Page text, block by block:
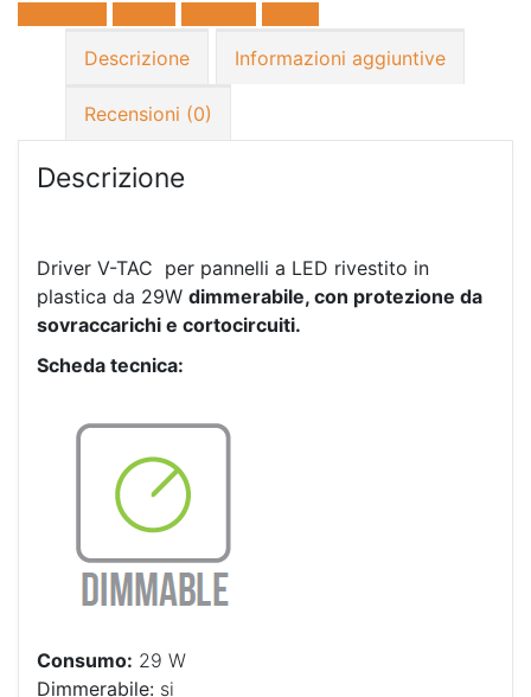
Descrizione
Informazioni aggiuntive
Recensioni (0)
Descrizione
Driver V-TAC per pannelli a LED rivestito in
plastica da 29W dimmerabile, con protezione da
sovraccarichi e cortocircuiti.
Scheda tecnica:
Consumo: 29 W
Dimmerabile: si